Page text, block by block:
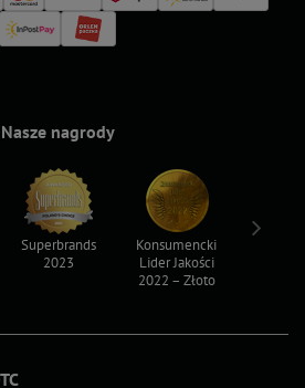
Nasze nagrody
Superbrands
2023
Konsumencki
Lider Jakości
2022 – Złoto